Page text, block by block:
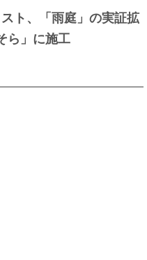
ト、「雨庭」の実証拡
ら」に施工